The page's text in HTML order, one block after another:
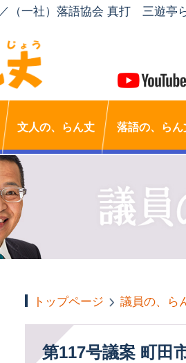
（一社）落語協会 真打 三遊亭
文人の、らん丈 落語の、らん
トップページ 議員の、ら
第117号議案 町田市子どもにやさしいまち